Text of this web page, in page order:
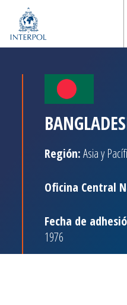
Región:Asia y
Oficina Central
Fecha de
1976